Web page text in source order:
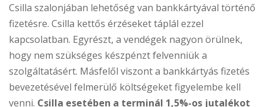
Csilla szalonjában lehetőség van bankkártyával történő
fizetésre. Csilla kettős érzéseket táplál ezzel
kapcsolatban. Egyrészt, a vendégek nagyon örülnek,
hogy nem szükséges készpénzt felvenniük a
szolgáltatásért. Másfelől viszont a bankkártyás fizetés
bevezetésével felmerülő költségeket figyelembe kell
venni. Csilla esetében a terminál 1,5%-os jutalékot